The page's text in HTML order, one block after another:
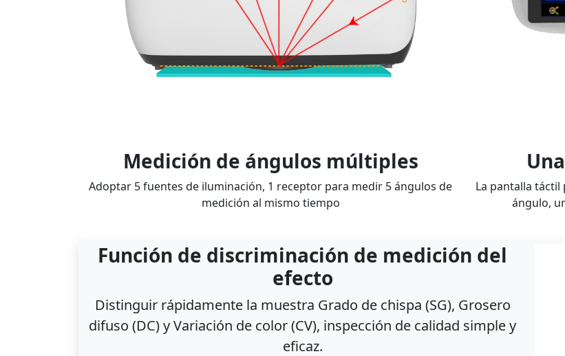
Medición de ángulos múltiples
Adoptar 5 fuentes de iluminación, 1 receptor para medir 5 ángulos de
medición al mismo tiempo
La pantalla
ángulo,
Función de discriminación de medición del
efecto
Distinguir rápidamente la muestra Grado de chispa (SG), Grosero
difuso (DC) y Variación de color (CV), inspección de calidad simple y
eficaz.